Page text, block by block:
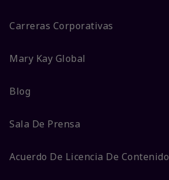
Carreras Corporativas
Mary Kay Global
Blog
Sala De Prensa
Acuerdo De Licencia De Contenido